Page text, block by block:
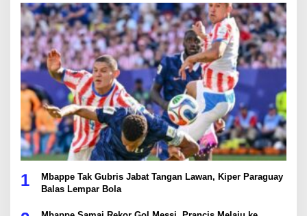
1
Mbappe Tak Gubris Jabat Tangan Lawan, Kiper Paraguay
Balas Lempar Bola